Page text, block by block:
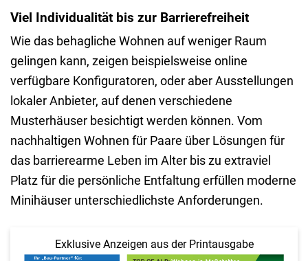
kreativen
Ideen
einem
großzügigen
Raumgefühl.
miteinander.
und der stilvollen
Putzfassade.
Foto:
DJD/WeberHaus
Viel Individualität bis zur Barrierefreiheit
Wie das behagliche Wohnen auf weniger Raum
gelingen kann, zeigen beispielsweise online
verfügbare Konfiguratoren, oder aber Ausstellungen
lokaler Anbieter, auf denen verschiedene
Musterhäuser besichtigt werden können. Vom
nachhaltigen Wohnen für Paare über Lösungen für
das barrierearme Leben im Alter bis zu extraviel
Platz für die persönliche Entfaltung erfüllen moderne
Minihäuser unterschiedlichste Anforderungen.
Exklusive Anzeigen aus der Printausgabe